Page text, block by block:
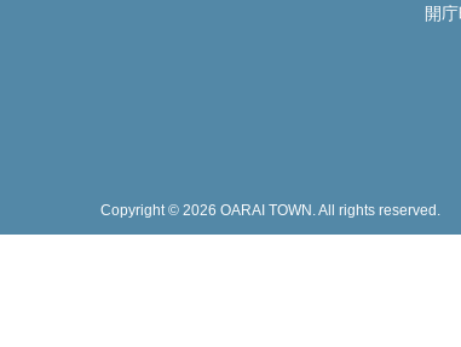
開
Copyright © 2026 OARAI TOWN. All rights reserved.